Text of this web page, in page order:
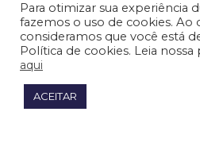
Para otimizar sua experiência
fazemos o uso de cookies. Ao
consideramos que você está
Política de cookies. Leia
aqui
ACEITAR